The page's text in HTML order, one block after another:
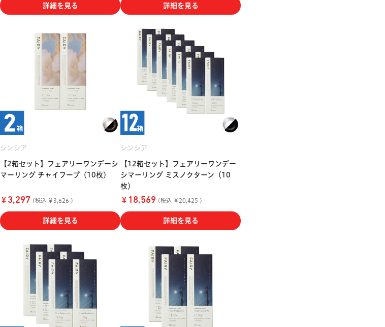
詳細を見る 詳細を見る
シンシア
【2箱セット】フェアリーワンデーシ
マーリング チャイフープ（10枚）
￥ 3,297 (税込 ￥3,626 )
詳細を見る
シンシア
【12箱セット】フェアリーワンデー
シマーリング ミスノクターン（10
枚）
￥ 18,569 (税込 ￥20,425 )
詳細を見る